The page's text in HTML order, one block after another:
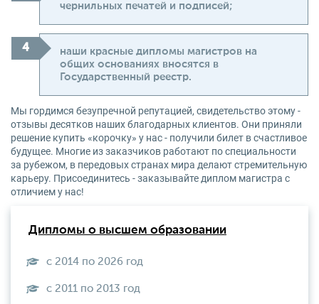
чернильных печатей и подписей;
наши красные дипломы магистров на
общих основаниях вносятся в
Государственный реестр.
Мы гордимся безупречной репутацией, свидетельство этому -
отзывы десятков наших благодарных клиентов. Они приняли
решение купить «корочку» у нас - получили билет в счастливое
будущее. Многие из заказчиков работают по специальности
за рубежом, в передовых странах мира делают стремительную
карьеру. Присоединитесь - заказывайте диплом магистра с
отличием у нас!
Дипломы о высшем образовании
с 2014 по 2026 год
с 2011 по 2013 год